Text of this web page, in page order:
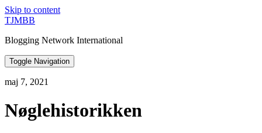
Skip to content
TJMBB
Blogging Network International
Toggle Navigation
maj 7, 2021
Nøglehistorikken